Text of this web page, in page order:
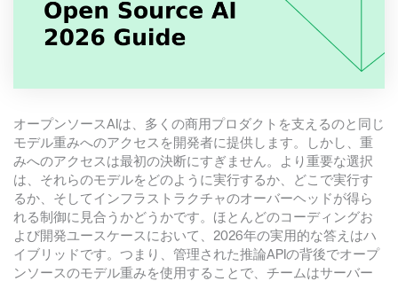
オープンソースAIは、多くの商用プロダクトを支えるのと同じ
モデル重みへのアクセスを開発者に提供します。しかし、重
みへのアクセスは最初の決断にすぎません。より重要な選択
は、それらのモデルをどのように実行するか、どこで実行す
るか、そしてインフラストラクチャのオーバーヘッドが得ら
れる制御に見合うかどうかです。ほとんどのコーディングお
よび開発ユースケースにおいて、2026年の実用的な答えはハ
イブリッドです。つまり、管理された推論APIの背後でオープ
ンソースのモデル重みを使用することで、チームはサーバー